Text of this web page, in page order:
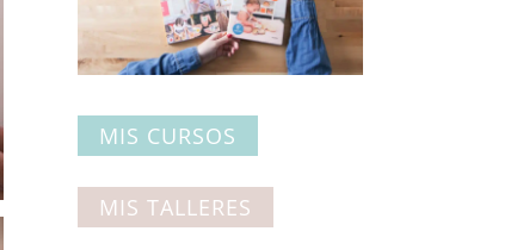
MIS CURSOS
MIS TALLERES